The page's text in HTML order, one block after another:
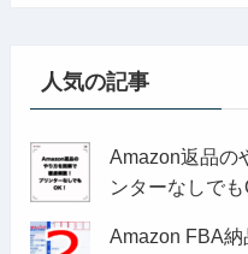
人気の記事
Amazon返品の
ンターなしでも
Amazon FBA